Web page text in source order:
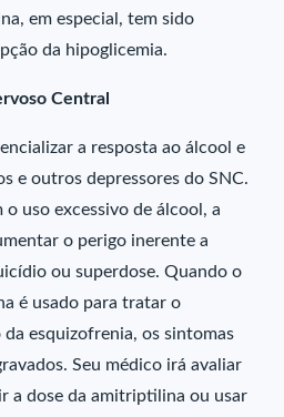
em especial, tem sido
da hipoglicemia.
Central
a resposta ao álcool e
e outros depressores do SNC.
o uso excessivo de álcool, a
o perigo inerente a
ou superdose. Quando o
é usado para tratar o
esquizofrenia, os sintomas
Seu médico irá avaliar
a dose da amitriptilina ou usar